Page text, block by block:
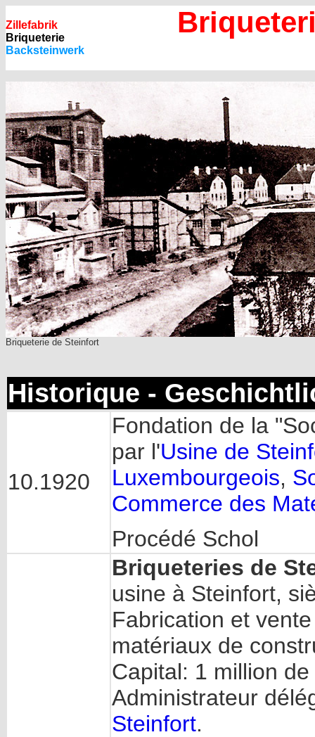
Zillefabrik
Briqueterie
Backsteinwerk
Briqueterie de Steinfort
Historique -
10.1920
Fondation de la
par l'Usine de
Luxembourgeois,
Commerce des
Procédé Schol
Briqueteries de
usine à Steinfort,
Fabrication et
matériaux de
Capital: 1 million
Administrateur
Steinfort.